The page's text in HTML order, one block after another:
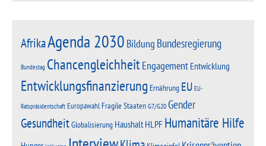
AfrikaAgenda 2030 Bildung Bundesregierung
Bundestag ChancengleichheitEngagement Entwicklung
Entwicklungsfinanzierung Ernährung EU EU-
Ratspräsidentschaft EuropawahlFragile StaatenG7/G20Gender
GesundheitGlobalisierung HaushaltHLPF Humanitäre Hilfe